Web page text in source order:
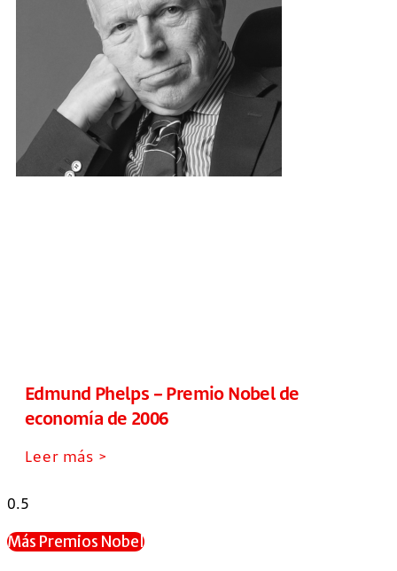
Edmund Phelps – Premio Nobel de
economía de 2006
Leer más >
Más Premios Nobel